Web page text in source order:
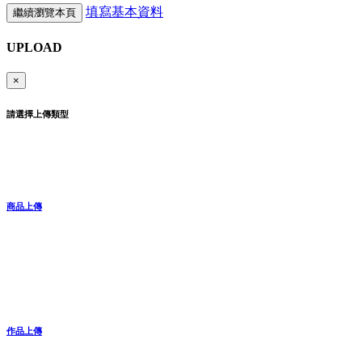
繼續瀏覽本頁 填寫基本資料
UPLOAD
×
請選擇上傳類型
商品上傳
作品上傳